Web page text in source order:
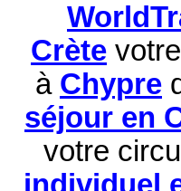
Crète
à Chypre
séjour en
votre